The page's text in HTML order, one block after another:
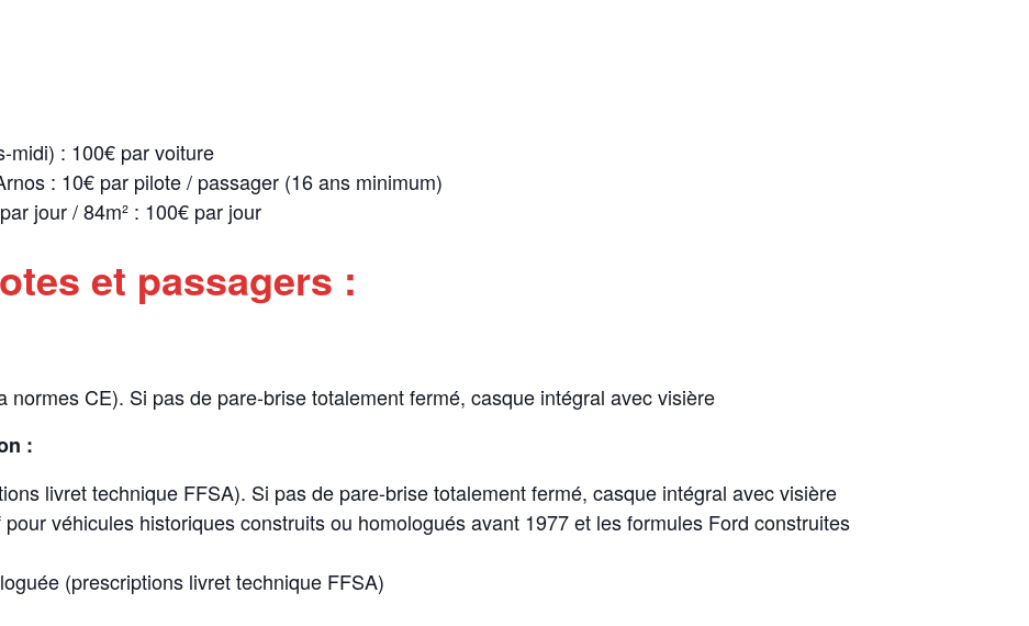
midi) : 100€ par voiture
: 10€ par pilote / passager (16 ans minimum)
jour / 84m² : 100€ par jour
et passagers :
normes CE). Si pas de pare-brise totalement fermé, casque intégral avec visière
:
livret technique FFSA). Si pas de pare-brise totalement fermé, casque intégral avec visière
véhicules historiques construits ou homologués avant 1977 et les formules Ford construites
(prescriptions livret technique FFSA)